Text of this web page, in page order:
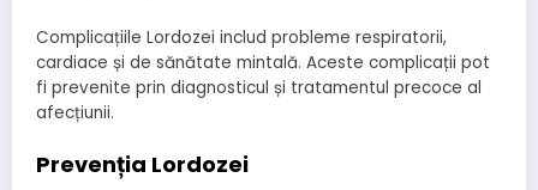
Complicațiile Lordozei includ probleme respiratorii,
cardiace și de sănătate mintală. Aceste complicații pot
fi prevenite prin diagnosticul și tratamentul precoce al
afecțiunii.
Prevenția Lordozei